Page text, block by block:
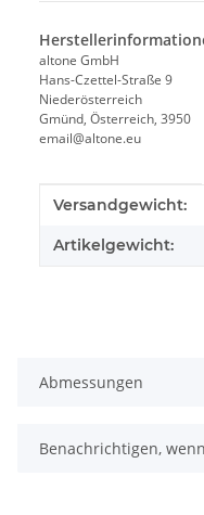
altone GmbH
Hans-Czettel-Straße 9
Niederösterreich
Gmünd, Österreich, 3950
email@altone.eu
Produkteigenschaft
Wert
Versandgewicht:
Artikelgewicht:
Abmessungen
Benachrichtigen,